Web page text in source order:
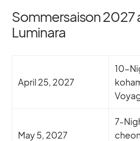
Sommersaison 2027
Luminara
April 25, 2027
10-
May 5, 2027